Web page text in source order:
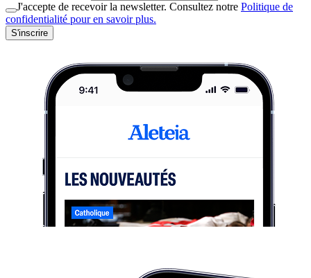
J'accepte de recevoir la newsletter. Consultez notre Politique de
confidentialité pour en savoir plus.
S'inscrire